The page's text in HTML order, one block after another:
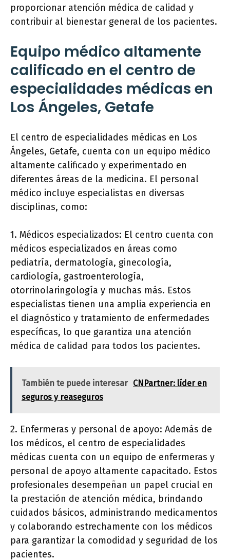
proporcionar atención médica de calidad y
contribuir al bienestar general de los pacientes.
Equipo médico altamente
calificado en el centro de
especialidades médicas en
Los Ángeles, Getafe
El centro de especialidades médicas en Los
Ángeles, Getafe, cuenta con un equipo médico
altamente calificado y experimentado en
diferentes áreas de la medicina. El personal
médico incluye especialistas en diversas
disciplinas, como:
1. Médicos especializados: El centro cuenta con
médicos especializados en áreas como
pediatría, dermatología, ginecología,
cardiología, gastroenterología,
otorrinolaringología y muchas más. Estos
especialistas tienen una amplia experiencia en
el diagnóstico y tratamiento de enfermedades
específicas, lo que garantiza una atención
médica de calidad para todos los pacientes.
También te puede interesar CNPartner: líder en
seguros y reaseguros
2. Enfermeras y personal de apoyo: Además de
los médicos, el centro de especialidades
médicas cuenta con un equipo de enfermeras y
personal de apoyo altamente capacitado. Estos
profesionales desempeñan un papel crucial en
la prestación de atención médica, brindando
cuidados básicos, administrando medicamentos
y colaborando estrechamente con los médicos
para garantizar la comodidad y seguridad de los
pacientes.